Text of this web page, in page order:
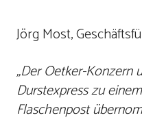
Jörg Most,
„Der Oetker-Konzern
Durstexpress zu
Flaschenpost